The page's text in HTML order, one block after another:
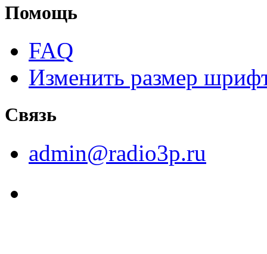
Помощь
FAQ
Изменить размер
Связь
admin@radio3p.ru